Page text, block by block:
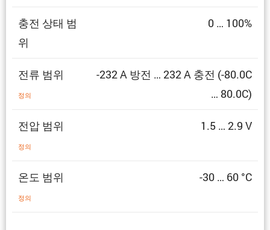
충전 상태 범
위
0 … 100%
전류 범위
정의
-232 A 방전 … 232 A 충전 (-80.0C
… 80.0C)
전압 범위
정의
1.5 … 2.9 V
온도 범위
정의
-30 … 60 °C